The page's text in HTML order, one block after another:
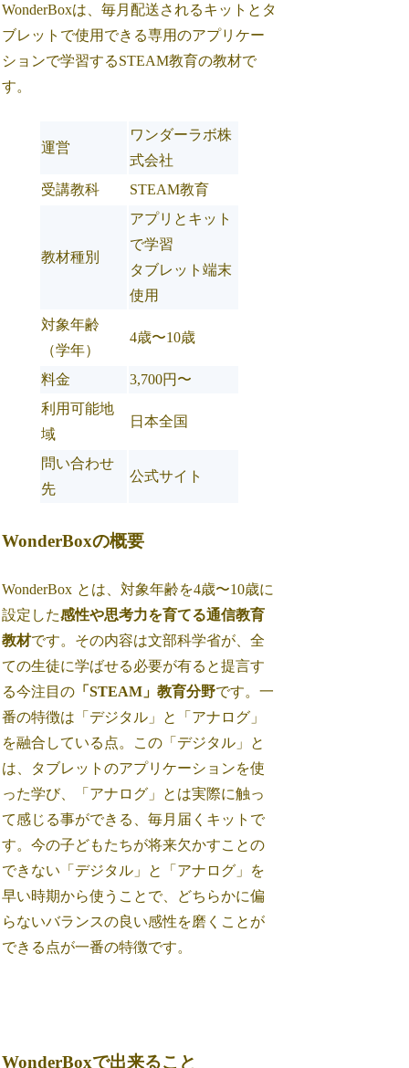
WonderBoxは、毎月配送されるキットとタ
ブレットで使用できる専用のアプリケー
ションで学習するSTEAM教育の教材で
す。
運営
ワンダーラボ株
式会社
受講教科
STEAM教育
教材種別
アプリとキット
で学習
タブレット端末
使用
対象年齢
（学年）
4歳〜10歳
料金
3,700円〜
利用可能地
域
日本全国
問い合わせ
先
公式サイト
WonderBoxの概要
WonderBox とは、対象年齢を4歳〜10歳に
設定した感性や思考力を育てる通信教育
教材です。その内容は文部科学省が、全
ての生徒に学ばせる必要が有ると提言す
る今注目の 「STEAM」教育分野です。一
番の特徴は「デジタル」と「アナログ」
を融合している点。この「デジタル」と
は、タブレットのアプリケーションを使
った学び、「アナログ」とは実際に触っ
て感じる事ができる、毎月届くキットで
す。今の子どもたちが将来欠かすことの
できない「デジタル」と「アナログ」を
早い時期から使うことで、どちらかに偏
らないバランスの良い感性を磨くことが
できる点が一番の特徴です。
WonderBoxで出来ること